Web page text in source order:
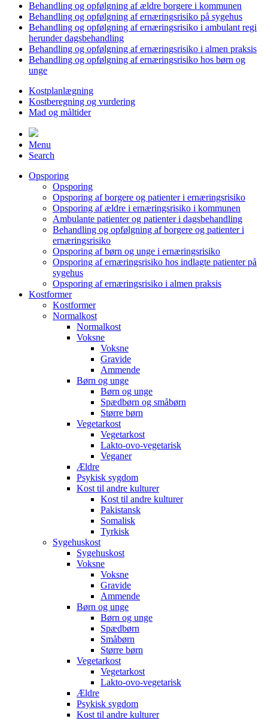
Behandling og opfølgning af ældre borgere i kommunen
Behandling og opfølgning af ernæringsrisiko på sygehus
Behandling og opfølgning af ernæringsrisiko i ambulant regi
herunder dagsbehandling
Behandling og opfølgning af ernæringsrisiko i almen praksis
Behandling og opfølgning af ernæringsrisiko hos børn og
unge
Kostplanlægning
Kostberegning og vurdering
Mad og måltider
Menu
Search
Opsporing
Opsporing
Opsporing af borgere og patienter i ernæringsrisiko
Opsporing af ældre i ernæringsrisiko i kommunen
Ambulante patienter og patienter i dagsbehandling
Behandling og opfølgning af borgere og patienter i
ernæringsrisiko
Opsporing af børn og unge i ernæringsrisiko
Opsporing af ernæringsrisiko hos indlagte patienter på
sygehus
Opsporing af ernæringsrisiko i almen praksis
Kostformer
Kostformer
Normalkost
Normalkost
Voksne
Voksne
Gravide
Ammende
Børn og unge
Børn og unge
Spædbørn og småbørn
Større børn
Vegetarkost
Vegetarkost
Lakto-ovo-vegetarisk
Veganer
Ældre
Psykisk sygdom
Kost til andre kulturer
Kost til andre kulturer
Pakistansk
Somalisk
Tyrkisk
Sygehuskost
Sygehuskost
Voksne
Voksne
Gravide
Ammende
Børn og unge
Børn og unge
Spædbørn
Småbørn
Større børn
Vegetarkost
Vegetarkost
Lakto-ovo-vegetarisk
Ældre
Psykisk sygdom
Kost til andre kulturer